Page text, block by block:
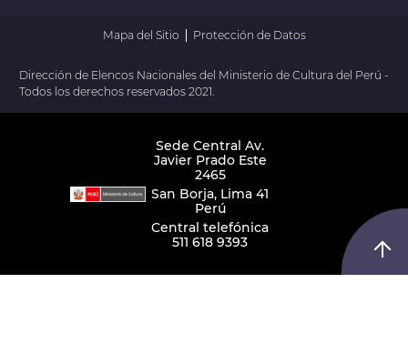
Mapa del Sitio Protección de Datos
Dirección de Elencos Nacionales del Ministerio de Cultura del Perú -
Todos los derechos reservados 2021.
Sede Central Av.
Javier Prado Este
2465
San Borja, Lima 41
Perú
Central telefónica
511 618 9393